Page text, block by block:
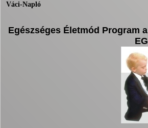
Váci-Napló
Egészséges Életmód Program